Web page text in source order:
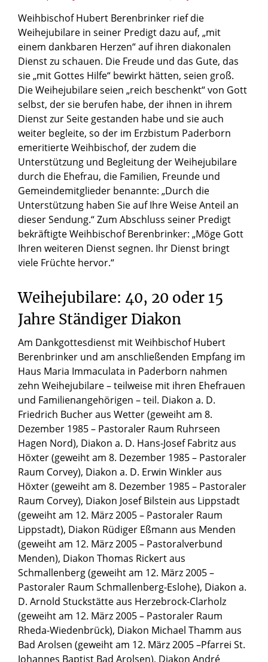
Weihbischof Hubert Berenbrinker rief die
Weihejubilare in seiner Predigt dazu auf, „mit
einem dankbaren Herzen“ auf ihren diakonalen
Dienst zu schauen. Die Freude und das Gute, das
sie „mit Gottes Hilfe“ bewirkt hätten, seien groß.
Die Weihejubilare seien „reich beschenkt“ von Gott
selbst, der sie berufen habe, der ihnen in ihrem
Dienst zur Seite gestanden habe und sie auch
weiter begleite, so der im Erzbistum Paderborn
emeritierte Weihbischof, der zudem die
Unterstützung und Begleitung der Weihejubilare
durch die Ehefrau, die Familien, Freunde und
Gemeindemitglieder benannte: „Durch die
Unterstützung haben Sie auf Ihre Weise Anteil an
dieser Sendung.“ Zum Abschluss seiner Predigt
bekräftigte Weihbischof Berenbrinker: „Möge Gott
Ihren weiteren Dienst segnen. Ihr Dienst bringt
viele Früchte hervor.“
Weihejubilare: 40, 20 oder 15
Jahre Ständiger Diakon
Am Dankgottesdienst mit Weihbischof Hubert
Berenbrinker und am anschließenden Empfang im
Haus Maria Immaculata in Paderborn nahmen
zehn Weihejubilare – teilweise mit ihren Ehefrauen
und Familienangehörigen – teil. Diakon a. D.
Friedrich Bucher aus Wetter (geweiht am 8.
Dezember 1985 – Pastoraler Raum Ruhrseen
Hagen Nord), Diakon a. D. Hans-Josef Fabritz aus
Höxter (geweiht am 8. Dezember 1985 – Pastoraler
Raum Corvey), Diakon a. D. Erwin Winkler aus
Höxter (geweiht am 8. Dezember 1985 – Pastoraler
Raum Corvey), Diakon Josef Bilstein aus Lippstadt
(geweiht am 12. März 2005 – Pastoraler Raum
Lippstadt), Diakon Rüdiger Eßmann aus Menden
(geweiht am 12. März 2005 – Pastoralverbund
Menden), Diakon Thomas Rickert aus
Schmallenberg (geweiht am 12. März 2005 –
Pastoraler Raum Schmallenberg-Eslohe), Diakon a.
D. Arnold Stuckstätte aus Herzebrock-Clarholz
(geweiht am 12. März 2005 – Pastoraler Raum
Rheda-Wiedenbrück), Diakon Michael Thamm aus
Bad Arolsen (geweiht am 12. März 2005 –Pfarrei St.
Johannes Baptist Bad Arolsen), Diakon André